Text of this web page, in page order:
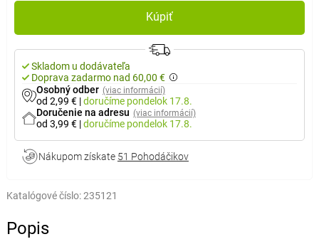
Kúpiť
Skladom u dodávateľa
Doprava zadarmo nad 60,00 €
Osobný odber (viac informácií)
od 2,99 € |doručíme pondelok 17.8.
Doručenie na adresu (viac informácií)
od 3,99 € |doručíme pondelok 17.8.
Nákupom získate 51 Pohodáčikov
Katalógové číslo:235121
Popis